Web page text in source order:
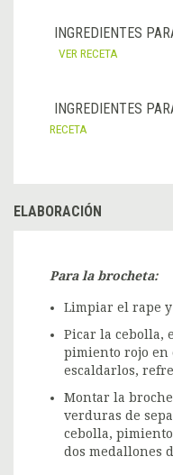
INGREDIENTES
VER RECETA
INGREDIENTES
RECETA
ELABORACIÓN
Para la brocheta:
Limpiar el rape
Picar la cebolla,
pimiento rojo en
escaldarlos,
Montar la
verduras de
cebolla,
dos medallones